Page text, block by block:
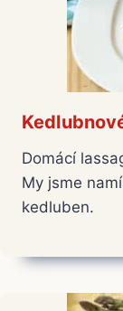
Domácí
My jsme
kedluben.